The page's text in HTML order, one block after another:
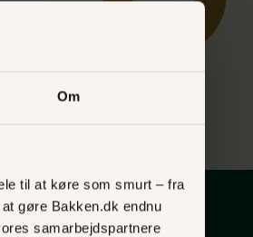
Om
til at køre som smurt – fra
gøre Bakken.dk endnu
samarbejdspartnere